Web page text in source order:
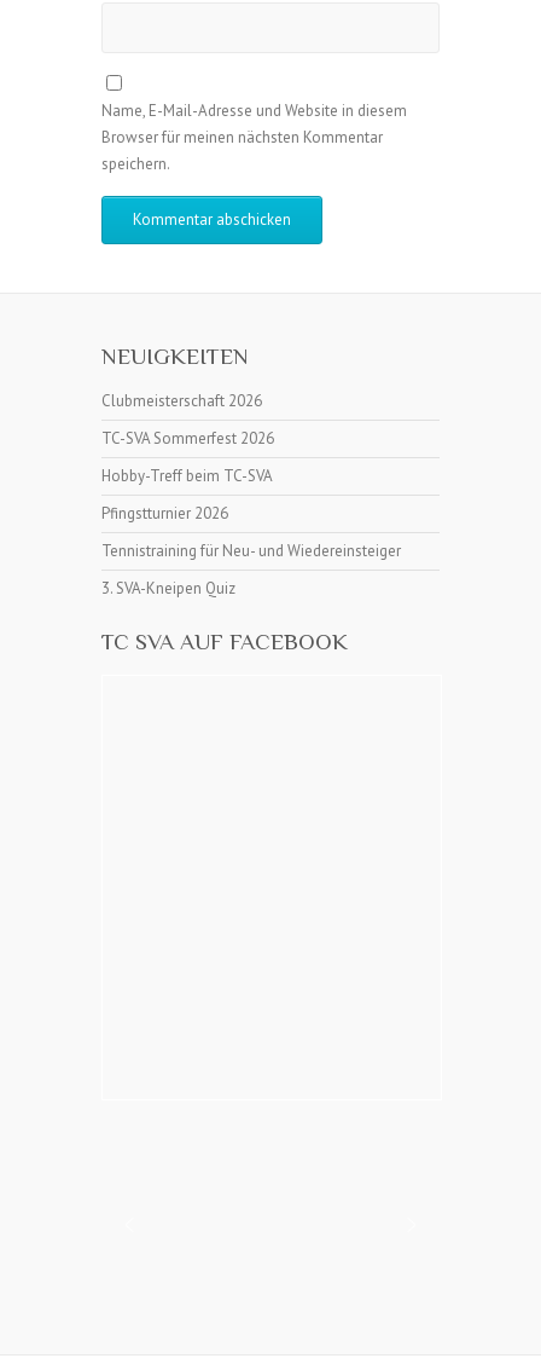
Name, E-Mail-Adresse und Website in diesem
Browser für meinen nächsten Kommentar
speichern.
NEUIGKEITEN
Clubmeisterschaft 2026
TC-SVA Sommerfest 2026
Hobby-Treff beim TC-SVA
Pfingstturnier 2026
Tennistraining für Neu- und Wiedereinsteiger
3. SVA-Kneipen Quiz
TC SVA AUF FACEBOOK